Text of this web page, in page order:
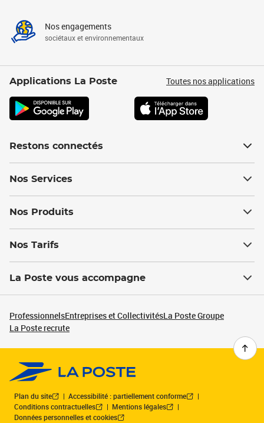
Nos engagements
sociétaux et environnementaux
Applications La Poste Toutes nos applications
Restons connectés
Nos Services
Nos Produits
Nos Tarifs
La Poste vous accompagne
ProfessionnelsEntreprises et CollectivitésLa Poste Groupe
La Poste recrute
Plan du site
Accessibilité : partiellement conforme
Conditions contractuelles
Mentions légales
Données personnelles et cookies